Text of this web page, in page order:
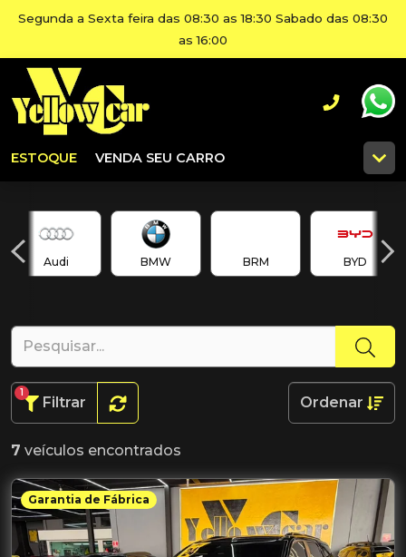
Segunda a Sexta feira das 08:30 as 18:30 Sabado das 08:30
as 16:00
ESTOQUE VENDA SEU CARRO
Audi BMW BRM BYD
Filtrar
1
Ordenar
7 veículos encontrados
Garantia de Fábrica